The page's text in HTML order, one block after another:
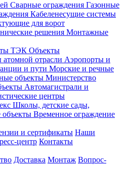
Сварные ограждения Газонные
Кабеленесущие системы
для ворот
решения Монтажные
ТЭК Объекты
отрасли Аэропорты и
и пути Морские и речные
объекты Министерство
Автомагистрали и
центры
Школы, детские сады,
Временное ограждение
и сертификаты Наши
центр Контакты
Доставка Монтаж Вопрос-